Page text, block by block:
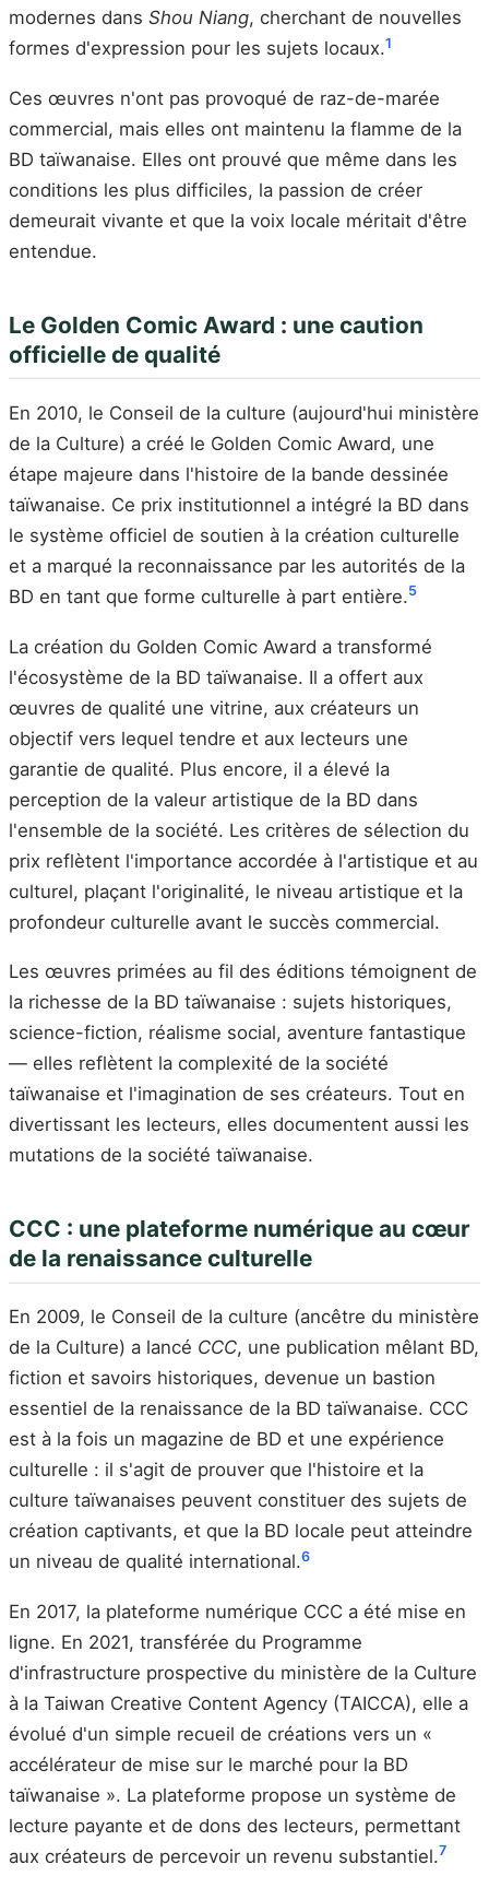
modernes dans Shou Niang, cherchant de nouvelles
formes d'expression pour les sujets locaux.1
Ces œuvres n'ont pas provoqué de raz-de-marée
commercial, mais elles ont maintenu la flamme de la
BD taïwanaise. Elles ont prouvé que même dans les
conditions les plus difficiles, la passion de créer
demeurait vivante et que la voix locale méritait d'être
entendue.
Le Golden Comic Award : une caution
officielle de qualité
En 2010, le Conseil de la culture (aujourd'hui ministère
de la Culture) a créé le Golden Comic Award, une
étape majeure dans l'histoire de la bande dessinée
taïwanaise. Ce prix institutionnel a intégré la BD dans
le système officiel de soutien à la création culturelle
et a marqué la reconnaissance par les autorités de la
BD en tant que forme culturelle à part entière.5
La création du Golden Comic Award a transformé
l'écosystème de la BD taïwanaise. Il a offert aux
œuvres de qualité une vitrine, aux créateurs un
objectif vers lequel tendre et aux lecteurs une
garantie de qualité. Plus encore, il a élevé la
perception de la valeur artistique de la BD dans
l'ensemble de la société. Les critères de sélection du
prix reflètent l'importance accordée à l'artistique et au
culturel, plaçant l'originalité, le niveau artistique et la
profondeur culturelle avant le succès commercial.
Les œuvres primées au fil des éditions témoignent de
la richesse de la BD taïwanaise : sujets historiques,
science-fiction, réalisme social, aventure fantastique
— elles reflètent la complexité de la société
taïwanaise et l'imagination de ses créateurs. Tout en
divertissant les lecteurs, elles documentent aussi les
mutations de la société taïwanaise.
CCC : une plateforme numérique au cœur
de la renaissance culturelle
En 2009, le Conseil de la culture (ancêtre du ministère
de la Culture) a lancé CCC, une publication mêlant BD,
fiction et savoirs historiques, devenue un bastion
essentiel de la renaissance de la BD taïwanaise. CCC
est à la fois un magazine de BD et une expérience
culturelle : il s'agit de prouver que l'histoire et la
culture taïwanaises peuvent constituer des sujets de
création captivants, et que la BD locale peut atteindre
un niveau de qualité international.6
En 2017, la plateforme numérique CCC a été mise en
ligne. En 2021, transférée du Programme
d'infrastructure prospective du ministère de la Culture
à la Taiwan Creative Content Agency (TAICCA), elle a
évolué d'un simple recueil de créations vers un «
accélérateur de mise sur le marché pour la BD
taïwanaise ». La plateforme propose un système de
lecture payante et de dons des lecteurs, permettant
aux créateurs de percevoir un revenu substantiel.7